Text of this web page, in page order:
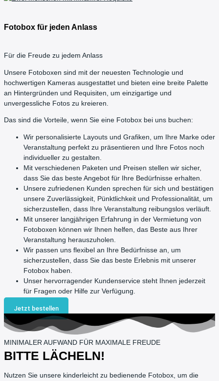
Fotobox für jeden Anlass
Für die Freude zu jedem Anlass
Unsere Fotoboxen sind mit der neuesten Technologie und
hochwertigen Kameras ausgestattet und bieten eine breite Palette
an Hintergründen und Requisiten, um einzigartige und
unvergessliche Fotos zu kreieren.
Das sind die Vorteile, wenn Sie eine Fotobox bei uns buchen:
Wir personalisierte Layouts und Grafiken, um Ihre Marke oder
Veranstaltung perfekt zu präsentieren und Ihre Fotos noch
individueller zu gestalten.
Mit verschiedenen Paketen und Preisen stellen wir sicher,
dass Sie das beste Angebot für Ihre Bedürfnisse erhalten.
Unsere zufriedenen Kunden sprechen für sich und bestätigen
unsere Zuverlässigkeit, Pünktlichkeit und Professionalität, um
sicherzustellen, dass Ihre Veranstaltung reibungslos verläuft.
Mit unserer langjährigen Erfahrung in der Vermietung von
Fotoboxen können wir Ihnen helfen, das Beste aus Ihrer
Veranstaltung herauszuholen.
Wir passen uns flexibel an Ihre Bedürfnisse an, um
sicherzustellen, dass Sie das beste Erlebnis mit unserer
Fotobox haben.
Unser hervorragender Kundenservice steht Ihnen jederzeit
für Fragen oder Hilfe zur Verfügung.
Jetzt bestellen
MINIMALER AUFWAND FÜR MAXIMALE FREUDE
BITTE LÄCHELN!
Nutzen Sie unsere kinderleicht zu bedienende Fotobox, um die